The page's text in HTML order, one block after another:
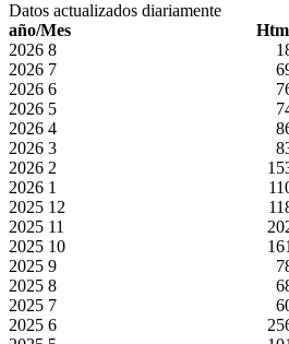
Datos actualizados diariamente
año/Mes
2026 8
2026 7
2026 6
2026 5
2026 4
2026 3
2026 2
2026 1
2025 12
2025 11
2025 10 161
2025 9
2025 8
2025 7
2025 6